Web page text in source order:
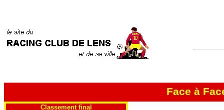
Face à
Classement final